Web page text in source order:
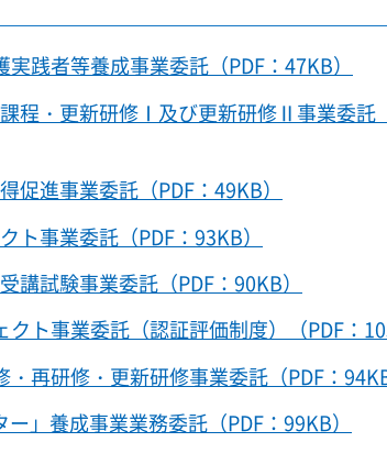
者等養成事業委託（PDF：47KB）
・更新研修Ⅰ及び更新研修Ⅱ事業委託
進事業委託（PDF：49KB）
事業委託（PDF：93KB）
試験事業委託（PDF：90KB）
事業委託（認証評価制度）（PDF：
研修・更新研修事業委託（PDF：94KB
養成事業業務委託（PDF：99KB）